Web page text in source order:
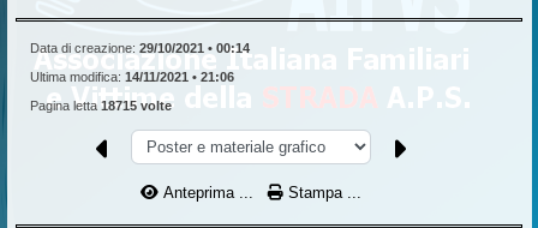
Data di creazione: 29/10/2021 • 00:14
Ultima modifica: 14/11/2021 • 21:06
Pagina letta 18715 volte
Anteprima ... Stampa ...